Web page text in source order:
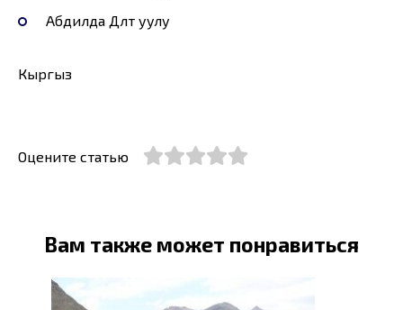
Абдилда Дөөлөт уулу
Кыргыз
Оцените статью
Вам также может понравиться